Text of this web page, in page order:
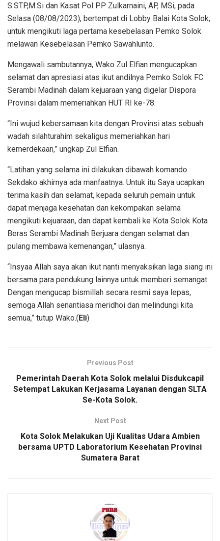
S.STP,M.Si dan Kasat Pol PP Zulkarnaini, AP, MSi, pada
Selasa (08/08/2023), bertempat di Lobby Balai Kota Solok,
untuk mengikuti laga pertama kesebelasan Pemko Solok
melawan Kesebelasan Pemko Sawahlunto.
Mengawali sambutannya, Wako Zul Elfian mengucapkan
selamat dan apresiasi atas ikut andilnya Pemko Solok FC
Serambi Madinah dalam kejuaraan yang digelar Dispora
Provinsi dalam memeriahkan HUT RI ke-78.
“Ini wujud kebersamaan kita dengan Provinsi atas sebuah
wadah silahturahim sekaligus memeriahkan hari
kemerdekaan,” ungkap Zul Elfian.
“Latihan yang selama ini dilakukan dibawah komando
Sekdako akhirnya ada manfaatnya. Untuk itu Saya ucapkan
terima kasih dan selamat, kepada seluruh pemain untuk
dapat menjaga kesehatan dan kekompakan selama
mengikuti kejuaraan, dan dapat kembali ke Kota Solok Kota
Beras Serambi Madinah Berjuara dengan selamat dan
pulang membawa kemenangan,” ulasnya.
“Insyaa Allah saya akan ikut nanti menyaksikan laga siang ini
bersama para pendukung lainnya untuk memberi semangat.
Dengan mengucap bismillah secara resmi saya lepas,
semoga Allah senantiasa meridhoi dan melindungi kita
semua,” tutup Wako.(Eli)
Previous Post
Pemerintah Daerah Kota Solok melalui Disdukcapil
Setempat Lakukan Kerjasama Layanan dengan SLTA
Se-Kota Solok.
Next Post
Kota Solok Melakukan Uji Kualitas Udara Ambien
bersama UPTD Laboratorium Kesehatan Provinsi
Sumatera Barat